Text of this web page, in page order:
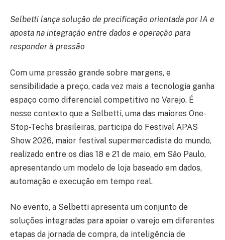
Selbetti lança solução de precificação orientada por IA e
aposta na integração entre dados e operação para
responder à pressão
Com uma pressão grande sobre margens, e
sensibilidade a preço, cada vez mais a tecnologia ganha
espaço como diferencial competitivo no Varejo. É
nesse contexto que a Selbetti, uma das maiores One-
Stop-Techs brasileiras, participa do Festival APAS
Show 2026, maior festival supermercadista do mundo,
realizado entre os dias 18 e 21 de maio, em São Paulo,
apresentando um modelo de loja baseado em dados,
automação e execução em tempo real.
No evento, a Selbetti apresenta um conjunto de
soluções integradas para apoiar o varejo em diferentes
etapas da jornada de compra, da inteligência de